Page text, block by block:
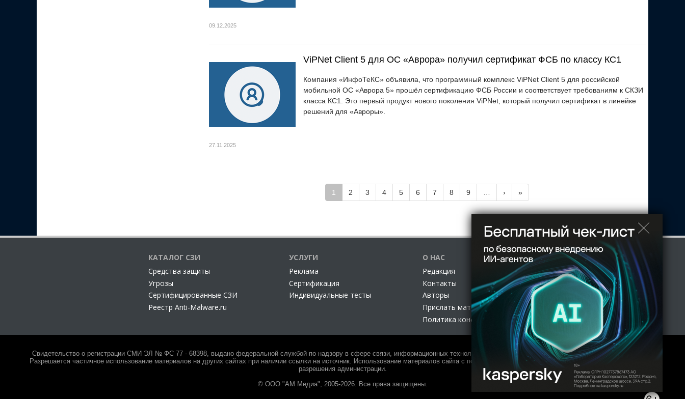
09.12.2025
ViPNet Client 5 для ОС «Аврора» получил сертификат ФСБ по классу КС1
Компания «ИнфоТеКС» объявила, что программный комплекс ViPNet Client 5 для российской
мобильной ОС «Аврора 5» прошёл сертификацию ФСБ России и соответствует требованиям к СКЗИ
класса КС1. Это первый продукт нового поколения ViPNet, который получил сертификат в линейке
решений для «Авроры».
27.11.2025
1 2 3 4 5 6 7 8 9 › »
КАТАЛОГ СЗИ
Cредства защиты
Угрозы
Сертифицированные СЗИ
Реестр Anti-Malware.ru
УСЛУГИ
Реклама
Сертификация
Индивидуальные тесты
О НАС
Редакция
Контакты
Авторы
Прислать материал
Политика конфиденциальности
Свидетельство о регистрации СМИ ЭЛ № ФС 77 - 68398, выдано федеральной службой по надзору в сфере связи, информационных технологий и массовых коммуникаций (Роскомнадзор) 27.01.2017
Разрешается частичное использование материалов на других сайтах при наличии ссылки на источник. Использование материалов сайта с полной копией оригинала допускается только с письменного
разрешения администрации.
© ООО "АМ Медиа", 2005-2026. Все права защищены.